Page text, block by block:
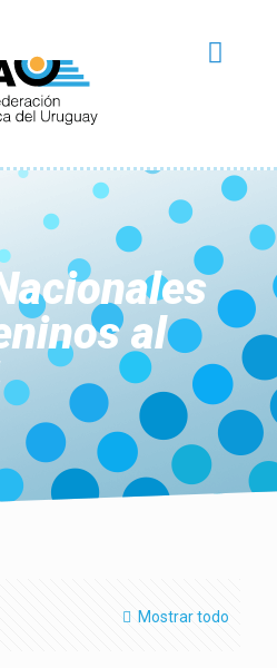
al
Mostrar todo